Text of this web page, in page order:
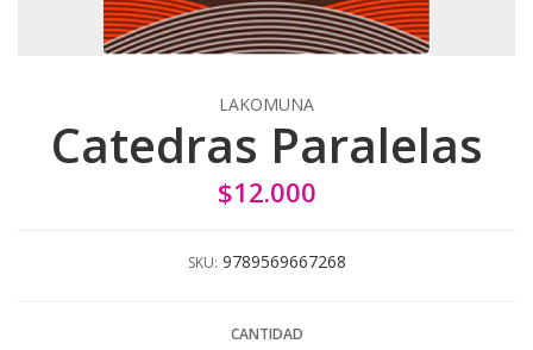
LAKOMUNA
Catedras Paralelas
$12.000
SKU: 9789569667268
CANTIDAD